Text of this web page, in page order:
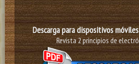
Descarga para dispositivos
Revista 2 principios de